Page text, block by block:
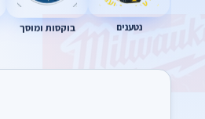
נטענים בוקסות ומוסך